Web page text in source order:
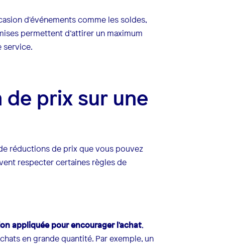
d'événements comme les soldes,
permettent d’attirer un maximum
service.
prix sur une
réductions de prix que vous pouvez
respecter certaines règles de
appliquée pour encourager l'achat,
en grande quantité. Par exemple, un